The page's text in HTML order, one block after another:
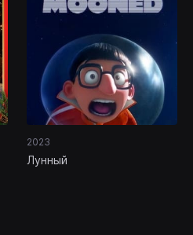
2023
Лунный